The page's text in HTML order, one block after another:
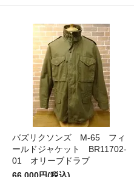
バズリクソンズ M-65 フィ
ールドジャケット BR11702-
01 オリーブドラブ